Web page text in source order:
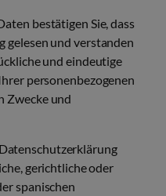
bestätigen Sie, dass
gelesen und verstanden
und eindeutige
personenbezogenen
Zwecke und
gerichtliche oder
spanischen